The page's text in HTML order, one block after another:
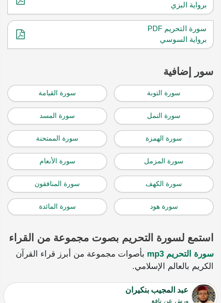
برواية البزي
سورة التحريم PDF
برواية السوسي
سور إضافية
سورة التوبة سورة القيامة
سورة النمل سورة المسد
سورة الهمزة سورة الممتحنة
سورة المزمل سورة الأنعام
سورة الكهف سورة المنافقون
سورة هود سورة المائدة
استمع لسورة التحريم بصوت مجموعة من القراء
سورة التحريم mp3
بأصوات مجموعة من أبرز قراء القرآن
الكريم بالعالم الإسلامي.
عبد المجيب بنكيران
ورش عن نافع